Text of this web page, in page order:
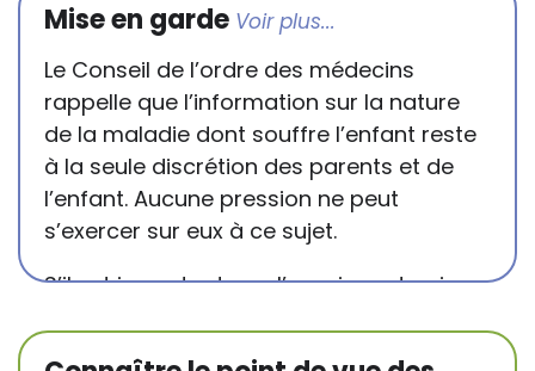
Mise en garde
Le Conseil de l’ordre des médecins
rappelle que l’information sur la nature
de la maladie dont souffre l’enfant reste
à la seule discrétion des parents et de
l’enfant. Aucune pression ne peut
s’exercer sur eux à ce sujet.
S’il est important que l’enseignant puisse